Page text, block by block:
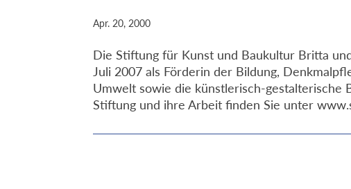
Apr. 20, 2000
Die Stiftung für Kunst und Baukultur Britta
Juli 2007 als Förderin der Bildung,
Umwelt sowie die künstlerisch-gestalterische
Stiftung und ihre Arbeit finden Sie unter